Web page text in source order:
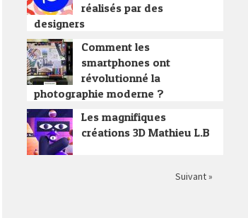
réalisés par des
designers
Comment les
smartphones ont
révolutionné la
photographie moderne ?
Les magnifiques
créations 3D Mathieu L.B
Suivant »